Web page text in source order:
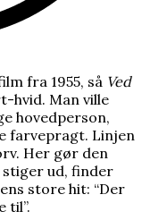
fra 1955, så Ved
hvid. Man ville
hovedperson,
farvepragt. Linjen
Her gør den
ud, finder
store hit: “Der
til”.